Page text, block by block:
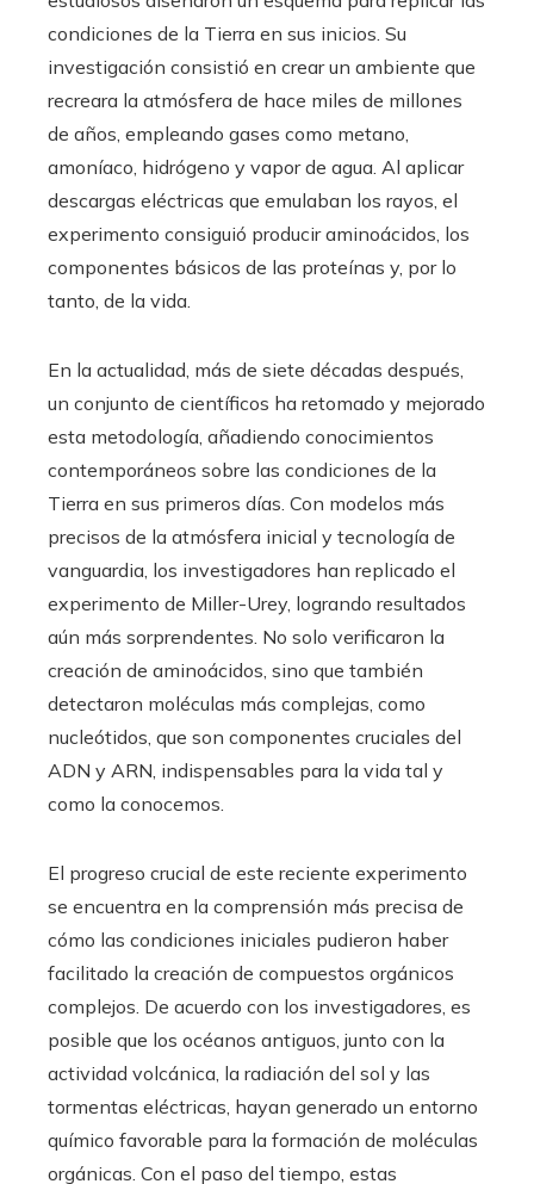
condiciones de la Tierra en sus inicios. Su
investigación consistió en crear un ambiente que
recreara la atmósfera de hace miles de millones
de años, empleando gases como metano,
amoníaco, hidrógeno y vapor de agua. Al aplicar
descargas eléctricas que emulaban los rayos, el
experimento consiguió producir aminoácidos, los
componentes básicos de las proteínas y, por lo
tanto, de la vida.
En la actualidad, más de siete décadas después,
un conjunto de científicos ha retomado y mejorado
esta metodología, añadiendo conocimientos
contemporáneos sobre las condiciones de la
Tierra en sus primeros días. Con modelos más
precisos de la atmósfera inicial y tecnología de
vanguardia, los investigadores han replicado el
experimento de Miller-Urey, logrando resultados
aún más sorprendentes. No solo verificaron la
creación de aminoácidos, sino que también
detectaron moléculas más complejas, como
nucleótidos, que son componentes cruciales del
ADN y ARN, indispensables para la vida tal y
como la conocemos.
El progreso crucial de este reciente experimento
se encuentra en la comprensión más precisa de
cómo las condiciones iniciales pudieron haber
facilitado la creación de compuestos orgánicos
complejos. De acuerdo con los investigadores, es
posible que los océanos antiguos, junto con la
actividad volcánica, la radiación del sol y las
tormentas eléctricas, hayan generado un entorno
químico favorable para la formación de moléculas
orgánicas. Con el paso del tiempo, estas